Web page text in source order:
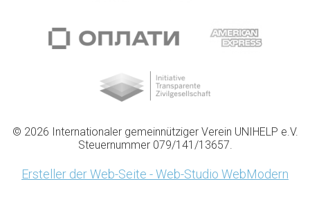
© 2026 Internationaler gemeinnütziger Verein UNIHELP e.V.
Steuernummer 079/141/13657.
Ersteller der Web-Seite - Web-Studio WebModern